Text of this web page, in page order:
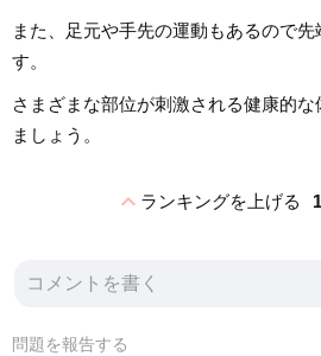
また、足元や手先の運動もあるので
す。
さまざまな部位が刺激される健康的
ましょう。
expand_lessランキングを上げる 1
問題を報告する